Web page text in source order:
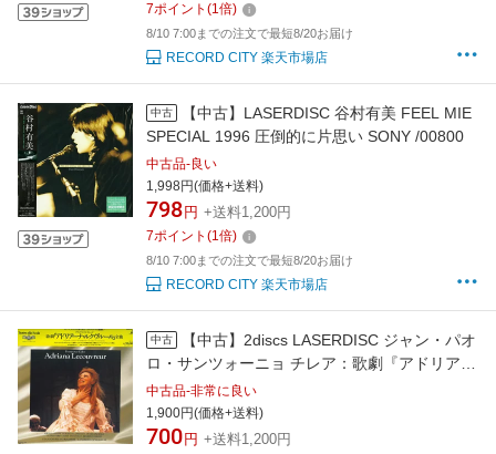
7ポイント (1倍)
8/10 7:00までの注文で最短8/20お届け
RECORD CITY 楽天市場店
中古
【中古】LASERDISC 谷村有美 FEEL MIE
SPECIAL 1996 圧倒的に片思い SONY /00800
中古品-良い
1,998円(価格+送料)
798 円 +送料1,200円
7ポイント (1倍)
8/10 7:00までの注文で最短8/20お届け
RECORD CITY 楽天市場店
中古
【中古】2discs LASERDISC ジャン・パオ
ロ・サンツォーニョ チレア：歌劇『アドリアー
ナ・ルクヴルール』全曲 BVLO11920 TEATRO
ALLA SCALA /01400
中古品-非常に良い
1,900円(価格+送料)
700 円 +送料1,200円